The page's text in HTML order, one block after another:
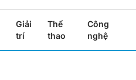
Giải
trí
Thể
thao
Công
nghệ